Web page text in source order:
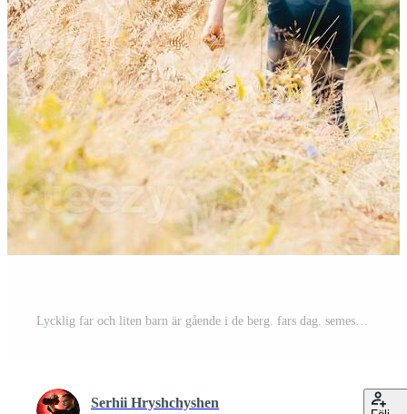
Lycklig far och liten barn är gående i de berg. fars dag. semester i de nationell parkera Pro Foto
Serhii Hryshchyshen